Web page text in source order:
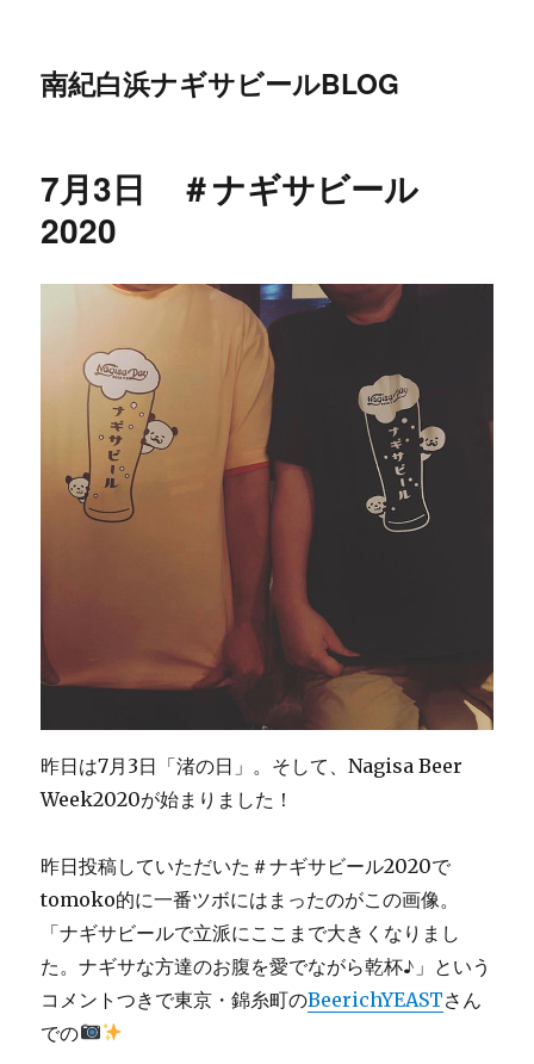
南紀白浜ナギサビールBLOG
7月3日 ＃ナギサビール
2020
昨日は7月3日「渚の日」。そして、Nagisa Beer
Week2020が始まりました！
昨日投稿していただいた＃ナギサビール2020で
tomoko的に一番ツボにはまったのがこの画像。
「ナギサビールで立派にここまで大きくなりまし
た。ナギサな方達のお腹を愛でながら乾杯♪」という
コメントつきで東京・錦糸町のBeerichYEASTさん
での